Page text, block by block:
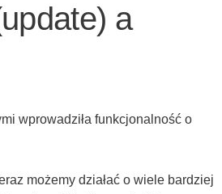
a
wprowadziła funkcjonalność o
możemy działać o wiele bardziej